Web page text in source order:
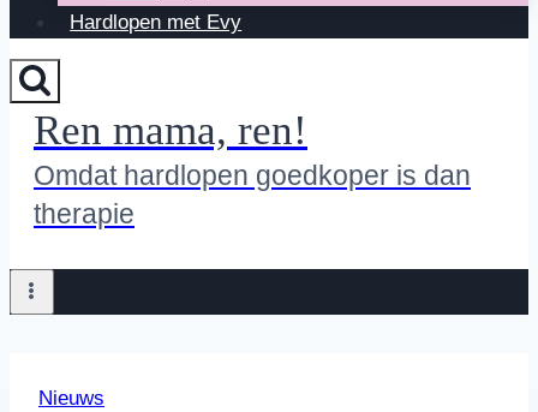
Hardlopen met Evy
Ren mama, ren!
Omdat hardlopen goedkoper is dan
therapie
Nieuws